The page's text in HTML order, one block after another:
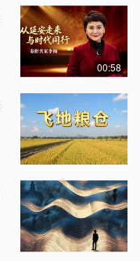
00:58